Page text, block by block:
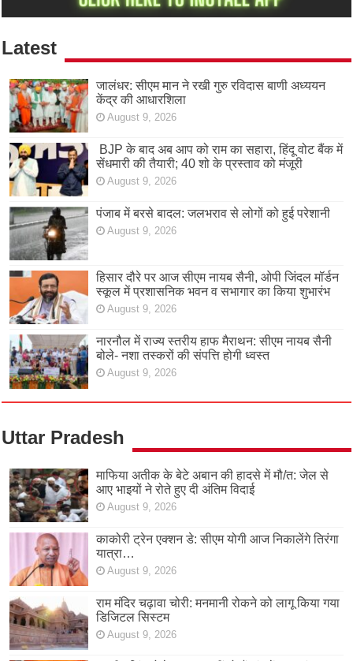
Latest
जालंधर: सीएम मान ने रखी गुरु रविदास बाणी अध्ययन
केंद्र की आधारशिला
August 9, 2026
BJP के बाद अब आप को राम का सहारा, हिंदू वोट बैंक में
सेंधमारी की तैयारी; 40 शो के प्रस्ताव को मंजूरी
August 9, 2026
पंजाब में बरसे बादल: जलभराव से लोगों को हुई परेशानी
August 9, 2026
हिसार दौरे पर आज सीएम नायब सैनी, ओपी जिंदल मॉर्डन
स्कूल में प्रशासनिक भवन व सभागार का किया शुभारंभ
August 9, 2026
नारनौल में राज्य स्तरीय हाफ मैराथन: सीएम नायब सैनी
बोले- नशा तस्करों की संपत्ति होगी ध्वस्त
August 9, 2026
Uttar Pradesh
माफिया अतीक के बेटे अबान की हादसे में मौ/त: जेल से
आए भाइयों ने रोते हुए दी अंतिम विदाई
August 9, 2026
काकोरी ट्रेन एक्शन डे: सीएम योगी आज निकालेंगे तिरंगा
यात्रा…
August 9, 2026
राम मंदिर चढ़ावा चोरी: मनमानी रोकने को लागू किया गया
डिजिटल सिस्टम
August 9, 2026